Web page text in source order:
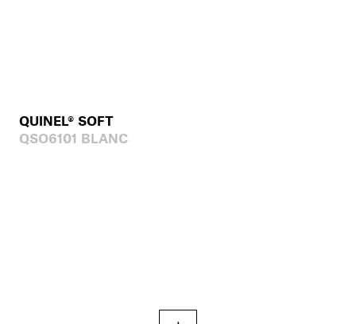
QUINEL® SOFT
QSO6101 BLANC